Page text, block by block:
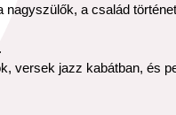
a család
versek jazz kabátban, és